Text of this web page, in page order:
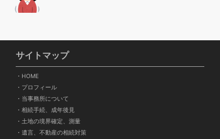
サイトマップ
・ HOME
・ プロフィール
・ 当事務所について
・ 相続手続、成年後見
・ 土地の境界確定、測量
・ 遺言、不動産の相続対策